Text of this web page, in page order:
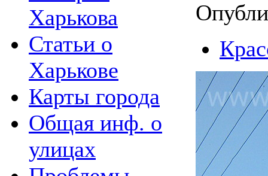
Харькова
Статьи о
Харькове
Карты города
Общая инф. о
улицах